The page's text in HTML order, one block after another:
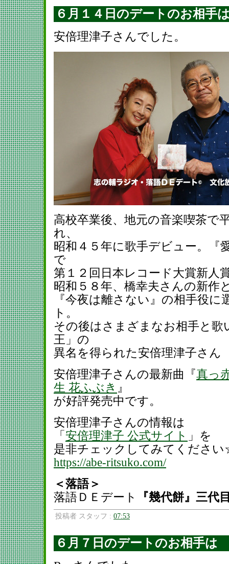
６月１４日のデートのお相手
安倍理津子さんでした。
高校卒業後、地元の音楽喫茶で
れ、
昭和４５年に歌手デビュー。『
で
第１２回日本レコード大賞新人
昭和５８年、橋幸夫さんの新作
『今夜は離さない』の相手役
ト。
その後はさまざまなお相手と歌
王」の
異名を得られた安倍理津子さん
安倍理津子さんの最新曲『真っ
生 花ふぶき 』
が好評発売中です。
安倍理津子さんの情報は
「 安倍理津子 公式サイト 」を
是非チェックしてみてくださ
https://abe-ritsuko.com/
＜落語＞
落語ＤＥデート
『幾代餅』三
投稿者 スタッフ : 07:53
６月７日のデートのお相手は